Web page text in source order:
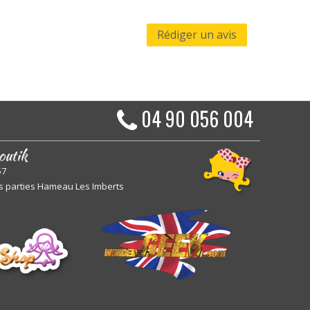
Rédiger un avis
04 90 056 004
parties Hameau Les Imberts